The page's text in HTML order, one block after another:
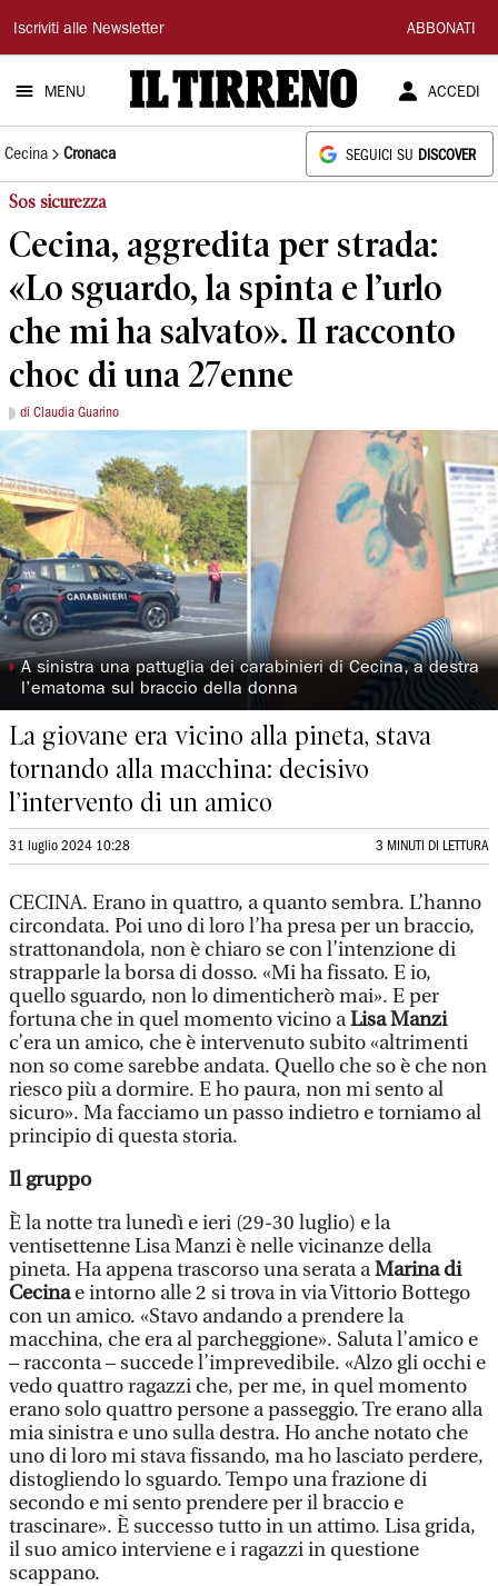
Il
Tirreno
Iscriviti alle Newsletter ABBONATI
MENU ACCEDI
Cecina Cronaca SEGUICI SU DISCOVER
Sos sicurezza
Cecina, aggredita per strada:
«Lo sguardo, la spinta e l’urlo
che mi ha salvato». Il racconto
choc di una 27enne
di Claudia Guarino
◗A sinistra una pattuglia dei carabinieri di Cecina, a destra
l’ematoma sul braccio della donna
La giovane era vicino alla pineta, stava
tornando alla macchina: decisivo
l’intervento di un amico
31 luglio 2024 10:28 3 MINUTI DI LETTURA
CECINA. Erano in quattro, a quanto sembra. L’hanno
circondata. Poi uno di loro l’ha presa per un braccio,
strattonandola, non è chiaro se con l’intenzione di
strapparle la borsa di dosso. «Mi ha fissato. E io,
quello sguardo, non lo dimenticherò mai». E per
fortuna che in quel momento vicino aLisa Manzi
c’era un amico, che è intervenuto subito «altrimenti
non so come sarebbe andata. Quello che so è che non
riesco più a dormire. E ho paura, non mi sento al
sicuro». Ma facciamo un passo indietro e torniamo al
principio di questa storia.
Il gruppo
È la notte tra lunedì e ieri (29-30 luglio) e la
ventisettenne Lisa Manzi è nelle vicinanze della
pineta. Ha appena trascorso una serata aMarina di
Cecinae intorno alle 2 si trova in via Vittorio Bottego
con un amico. «Stavo andando a prendere la
macchina, che era al parcheggione». Saluta l’amico e
– racconta – succede l’imprevedibile. «Alzo gli occhi e
vedo quattro ragazzi che, per me, in quel momento
erano solo quattro persone a passeggio. Tre erano alla
mia sinistra e uno sulla destra. Ho anche notato che
uno di loro mi stava fissando, ma ho lasciato perdere,
distogliendo lo sguardo. Tempo una frazione di
secondo e mi sento prendere per il braccio e
trascinare». È successo tutto in un attimo. Lisa grida,
il suo amico interviene e i ragazzi in questione
scappano.